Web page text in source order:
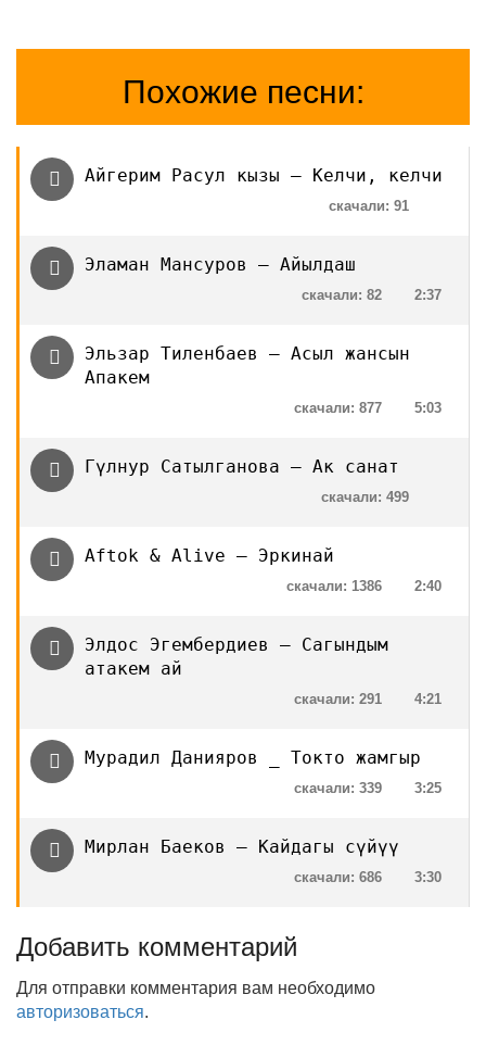
Похожие песни:
Айгерим Расул кызы — Келчи, келчи
скачали: 91
Эламан Мансуров — Айылдаш
2:37
скачали: 82
Эльзар Тиленбаев — Асыл жансын
Апакем
5:03
скачали: 877
Гүлнур Сатылганова — Ак санат
скачали: 499
Aftok & Alive — Эркинай
2:40
скачали: 1386
Элдос Эгембердиев — Сагындым
атакем ай
4:21
скачали: 291
Мурадил Данияров _ Токто жамгыр
3:25
скачали: 339
Мирлан Баеков — Кайдагы сүйүү
3:30
скачали: 686
Добавить комментарий
Для отправки комментария вам необходимо
авторизоваться.